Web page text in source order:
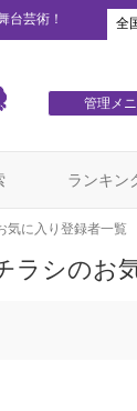
台芸術！ 全
管理メ
ランキン
気に入り登録者一覧
ラシのお